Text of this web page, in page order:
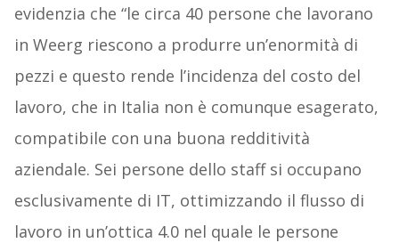
evidenzia che “le circa 40 persone che lavorano
in Weerg riescono a produrre un’enormità di
pezzi e questo rende l’incidenza del costo del
lavoro, che in Italia non è comunque esagerato,
compatibile con una buona redditività
aziendale. Sei persone dello staff si occupano
esclusivamente di IT, ottimizzando il flusso di
lavoro in un’ottica 4.0 nel quale le persone